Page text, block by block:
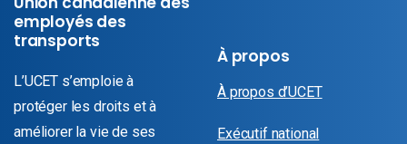
employés des
transports
L’UCET s’emploie à
protéger les droits et à
améliorer la vie de ses
À propos
À propos d’UCET
Exécutif national